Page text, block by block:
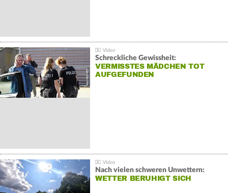
Schreckliche Gewissheit:
VERMISSTES MÄDCHEN TOT
AUFGEFUNDEN
Nach vielen schweren Unwettern:
WETTER BERUHIGT SICH